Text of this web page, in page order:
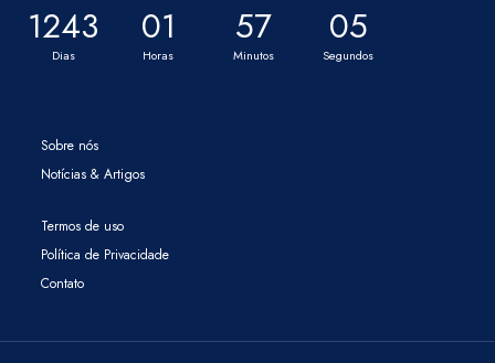
1243
Dias
01
Horas
57
Minutos
05
Segundos
Sobre nós
Notícias & Artigos
Termos de uso
Política de Privacidade
Contato